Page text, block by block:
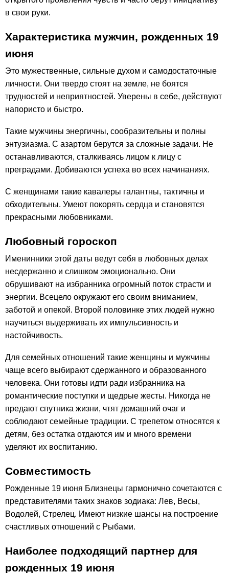
в свои руки.
Характеристика мужчин, рожденных 19
июня
Это мужественные, сильные духом и самодостаточные
личности. Они твердо стоят на земле, не боятся
трудностей и неприятностей. Уверены в себе, действуют
напористо и быстро.
Такие мужчины энергичны, сообразительны и полны
энтузиазма. С азартом берутся за сложные задачи. Не
останавливаются, сталкиваясь лицом к лицу с
преградами. Добиваются успеха во всех начинаниях.
С женщинами такие кавалеры галантны, тактичны и
обходительны. Умеют покорять сердца и становятся
прекрасными любовниками.
Любовный гороскоп
Именинники этой даты ведут себя в любовных делах
несдержанно и слишком эмоционально. Они
обрушивают на избранника огромный поток страсти и
энергии. Всецело окружают его своим вниманием,
заботой и опекой. Второй половинке этих людей нужно
научиться выдерживать их импульсивность и
настойчивость.
Для семейных отношений такие женщины и мужчины
чаще всего выбирают сдержанного и образованного
человека. Они готовы идти ради избранника на
романтические поступки и щедрые жесты. Никогда не
предают спутника жизни, чтят домашний очаг и
соблюдают семейные традиции. С трепетом относятся к
детям, без остатка отдаются им и много времени
уделяют их воспитанию.
Совместимость
Рожденные 19 июня Близнецы гармонично сочетаются с
представителями таких знаков зодиака: Лев, Весы,
Водолей, Стрелец. Имеют низкие шансы на построение
счастливых отношений с Рыбами.
Наиболее подходящий партнер для
рожденных 19 июня